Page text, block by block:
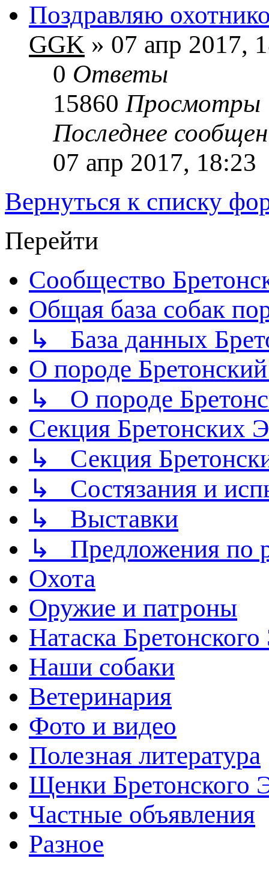
Поздравляю
GGK » 07 апр 2017,
0 Ответы
15860Просмотры
Последнее
07 апр 2017, 18:23
Вернуться к списку
Перейти
Сообщество
Общая база собак
↳ База данных
О породе
↳ О породе
Секция
↳ Секция
↳ Состязания и
↳ Выставки
↳ Предложения по
Охота
Оружие и патроны
Натаска
Наши собаки
Ветеринария
Фото и видео
Полезная литература
Щенки Бретонского
Частные объявления
Разное